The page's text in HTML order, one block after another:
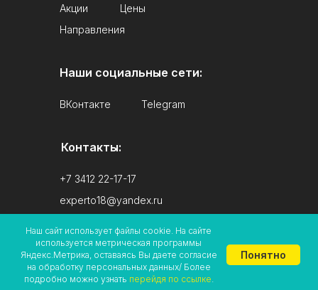
Наш сайт использует файлы cookie. На сайте
используется метрическая программы
Яндекс.Метрика, оставаясь Вы даете согласие
на обработку персональных данных/ Более
подробно можно узнать перейдя по ссылке.
Понятно
Контакты:
Наши социальные сети:
+7 3412 22-17-17
experto18@yandex.ru
ВКонтакте Telegram
Цены
Акции
Направления
ИМЕЮТСЯ ПРОТИВОПОКАЗАНИЯ. НЕОБХОДИМА
КОНСУЛЬТАЦИЯ СПЕЦИАЛИСТА